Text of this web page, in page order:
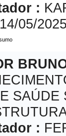
:
14/05/2025
SAÚDE
: